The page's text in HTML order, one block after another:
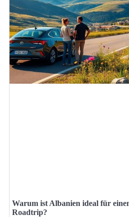
Warum ist Albanien ideal für
Roadtrip?